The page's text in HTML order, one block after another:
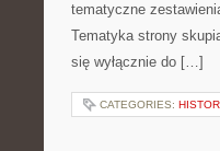
tematyczne
Tematyka strony
się wyłącznie do […]
CATEGORIES: